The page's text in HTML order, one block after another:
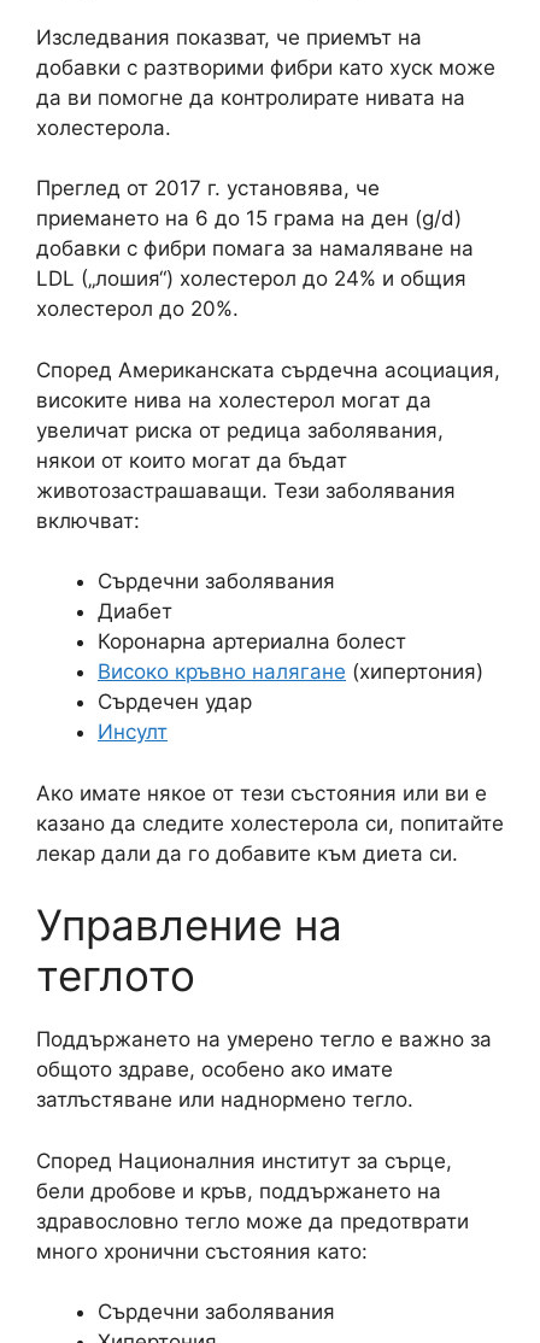
Изследвания показват, че приемът на
добавки с разтворими фибри като хуск може
да ви помогне да контролирате нивата на
холестерола.
Преглед от 2017 г. установява, че
приемането на 6 до 15 грама на ден (g/d)
добавки с фибри помага за намаляване на
LDL („лошия“) холестерол до 24% и общия
холестерол до 20%.
Според Американската сърдечна асоциация,
високите нива на холестерол могат да
увеличат риска от редица заболявания,
някои от които могат да бъдат
животозастрашаващи. Тези заболявания
включват:
Сърдечни заболявания
Диабет
Коронарна артериална болест
Високо кръвно налягане (хипертония)
Сърдечен удар
Инсулт
Ако имате някое от тези състояния или ви е
казано да следите холестерола си, попитайте
лекар дали да го добавите към диета си.
Управление на
теглото
Поддържането на умерено тегло е важно за
общото здраве, особено ако имате
затлъстяване или наднормено тегло.
Според Националния институт за сърце,
бели дробове и кръв, поддържането на
здравословно тегло може да предотврати
много хронични състояния като:
Сърдечни заболявания